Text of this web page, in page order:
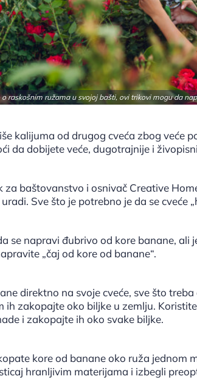
raskošnim ružama u svojoj bašti, ovi trikovi mogu da
kalijuma od drugog cveća zbog veće
da dobijete veće, dugotrajnije i
za baštovanstvo i osnivač Creative
Sve što je potrebno je da se cveće
se napravi đubrivo od kore banane, ali
„čaj od kore od banane“.
direktno na svoje cveće, sve što
ih zakopajte oko biljke u zemlju.
i zakopajte ih oko svake biljke.
kore od banane oko ruža jednom
hranljivim materijama i izbegli